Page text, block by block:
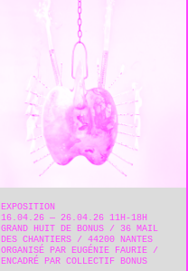
EXPOSITION
16.04.26 — 26.04.26 11H-18H
GRAND HUIT DE BONUS
36 MAIL
DES CHANTIERS
44200 NANTES
ORGANISÉ PAR EUGÉNIE FAURIE
ENCADRÉ PAR COLLECTIF BONUS